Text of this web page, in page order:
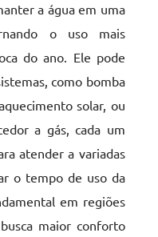
a água em uma
o uso mais
do ano. Ele pode
como bomba
solar, ou
a gás, cada um
atender a variadas
o tempo de uso da
em regiões
maior conforto